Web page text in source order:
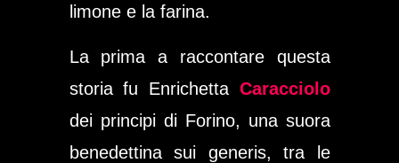
limone e la farina.
La prima a raccontare questa
storia fu Enrichetta Caracciolo
dei principi di Forino, una suora
benedettina sui generis, tra le